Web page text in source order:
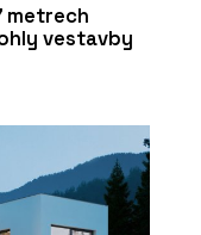
metrech
vestavby